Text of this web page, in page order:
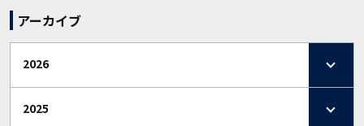
アーカイブ
2026
2025